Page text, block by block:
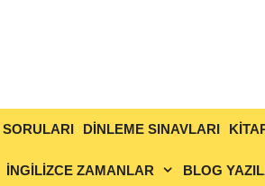
SORULARI DİNLEME SINAVLARI
İNGİLİZCE ZAMANLAR BLOG